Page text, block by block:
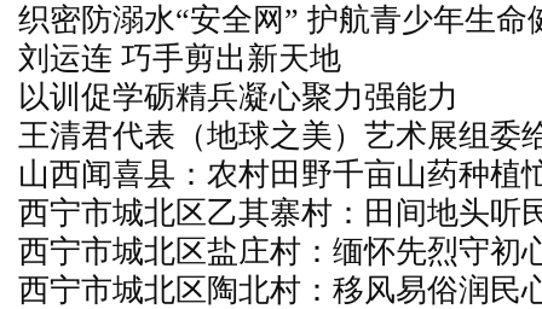
织密防溺水“安全网” 护航青少年生命
刘运连 巧手剪出新天地
以训促学砺精兵凝心聚力强能力
王清君代表（地球之美）艺术展组委
国际荣誉
山西闻喜县：农村田野千亩山药种植
西宁市城北区乙其寨村：田间地头听
生
西宁市城北区盐庄村：缅怀先烈守初
西宁市城北区陶北村：移风易俗润民